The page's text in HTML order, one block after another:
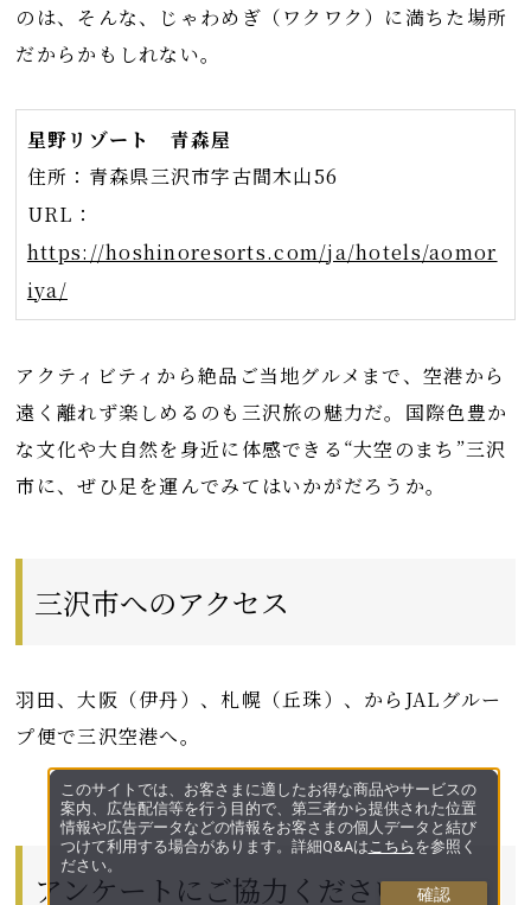
のは、そんな、じゃわめぎ（ワクワク）に満ちた場所
だからかもしれない。
星野リゾート 青森屋
住所：青森県三沢市字古間木山56
URL：
https://hoshinoresorts.com/ja/hotels/aomor
iya/
アクティビティから絶品ご当地グルメまで、空港から
遠く離れず楽しめるのも三沢旅の魅力だ。国際色豊か
な文化や大自然を身近に体感できる“大空のまち”三沢
市に、ぜひ足を運んでみてはいかがだろうか。
三沢市へのアクセス
羽田、大阪（伊丹）、札幌（丘珠）、からJALグルー
プ便で三沢空港へ。
アンケートにご協力ください
このサイトでは、お客さまに適したお得な商品やサービスの
案内、広告配信等を行う目的で、第三者から提供された位置
情報や広告データなどの情報をお客さまの個人データと結び
つけて利用する場合があります。詳細Q&Aはこちら を参照く
ださい。
確認